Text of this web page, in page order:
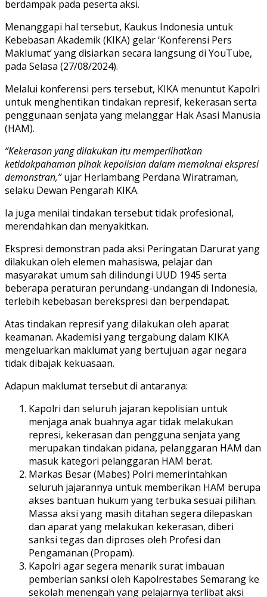
berdampak pada peserta aksi.
Menanggapi hal tersebut, Kaukus Indonesia untuk
Kebebasan Akademik (KIKA) gelar ‘Konferensi Pers
Maklumat’ yang disiarkan secara langsung di YouTube,
pada Selasa (27/08/2024).
Melalui konferensi pers tersebut, KIKA menuntut Kapolri
untuk menghentikan tindakan represif, kekerasan serta
penggunaan senjata yang melanggar Hak Asasi Manusia
(HAM).
“Kekerasan yang dilakukan itu memperlihatkan
ketidakpahaman pihak kepolisian dalam memaknai ekspresi
demonstran,”ujar Herlambang Perdana Wiratraman,
selaku Dewan Pengarah KIKA.
Ia juga menilai tindakan tersebut tidak profesional,
merendahkan dan menyakitkan.
Ekspresi demonstran pada aksi Peringatan Darurat yang
dilakukan oleh elemen mahasiswa, pelajar dan
masyarakat umum sah dilindungi UUD 1945 serta
beberapa peraturan perundang-undangan di Indonesia,
terlebih kebebasan berekspresi dan berpendapat.
Atas tindakan represif yang dilakukan oleh aparat
keamanan. Akademisi yang tergabung dalam KIKA
mengeluarkan maklumat yang bertujuan agar negara
tidak dibajak kekuasaan.
Adapun maklumat tersebut di antaranya:
Kapolri dan seluruh jajaran kepolisian untuk
menjaga anak buahnya agar tidak melakukan
represi, kekerasan dan pengguna senjata yang
merupakan tindakan pidana, pelanggaran HAM dan
masuk kategori pelanggaran HAM berat.
Markas Besar (Mabes) Polri memerintahkan
seluruh jajarannya untuk memberikan HAM berupa
akses bantuan hukum yang terbuka sesuai pilihan.
Massa aksi yang masih ditahan segera dilepaskan
dan aparat yang melakukan kekerasan, diberi
sanksi tegas dan diproses oleh Profesi dan
Pengamanan (Propam).
Kapolri agar segera menarik surat imbauan
pemberian sanksi oleh Kapolrestabes Semarang ke
sekolah menengah yang pelajarnya terlibat aksi